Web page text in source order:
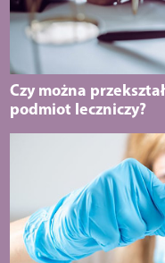
Czy można
podmiot leczniczy?